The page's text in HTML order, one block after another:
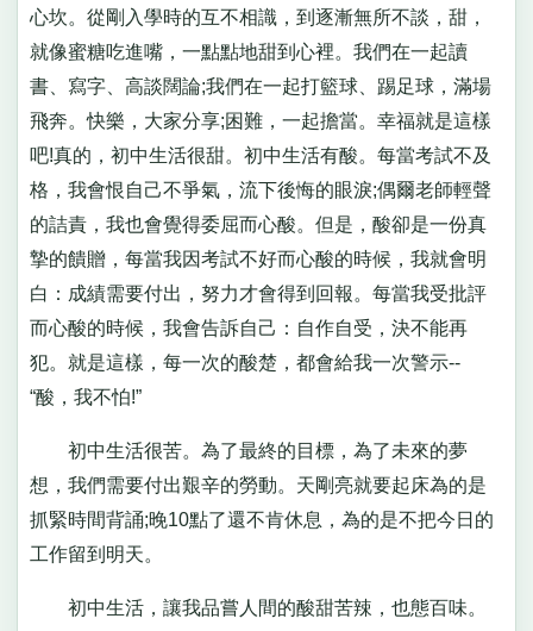
心坎。從剛入學時的互不相識，到逐漸無所不談，甜，
就像蜜糖吃進嘴，一點點地甜到心裡。我們在一起讀
書、寫字、高談闊論;我們在一起打籃球、踢足球，滿場
飛奔。快樂，大家分享;困難，一起擔當。幸福就是這樣
吧!真的，初中生活很甜。初中生活有酸。每當考試不及
格，我會恨自己不爭氣，流下後悔的眼淚;偶爾老師輕聲
的詰責，我也會覺得委屈而心酸。但是，酸卻是一份真
摯的饋贈，每當我因考試不好而心酸的時候，我就會明
白：成績需要付出，努力才會得到回報。每當我受批評
而心酸的時候，我會告訴自己：自作自受，決不能再
犯。就是這樣，每一次的酸楚，都會給我一次警示--
“酸，我不怕!”
初中生活很苦。為了最終的目標，為了未來的夢
想，我們需要付出艱辛的勞動。天剛亮就要起床為的是
抓緊時間背誦;晚10點了還不肯休息，為的是不把今日的
工作留到明天。
初中生活，讓我品嘗人間的酸甜苦辣，也態百味。